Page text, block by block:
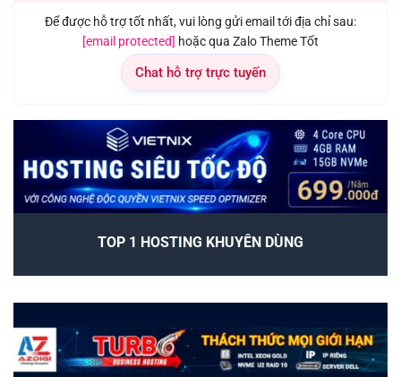
Để được hỗ trợ tốt nhất, vui lòng gửi email tới địa chỉ sau:
[email protected] hoặc qua Zalo Theme Tốt
Chat hỗ trợ trực tuyến
TOP 1 HOSTING KHUYÊN DÙNG